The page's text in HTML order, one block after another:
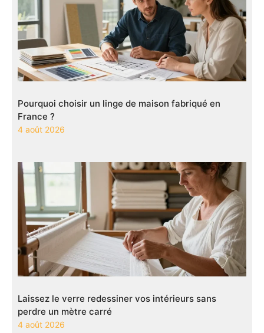
Pourquoi choisir un linge de maison fabriqué en
France ?
4 août 2026
Laissez le verre redessiner vos intérieurs sans
perdre un mètre carré
4 août 2026